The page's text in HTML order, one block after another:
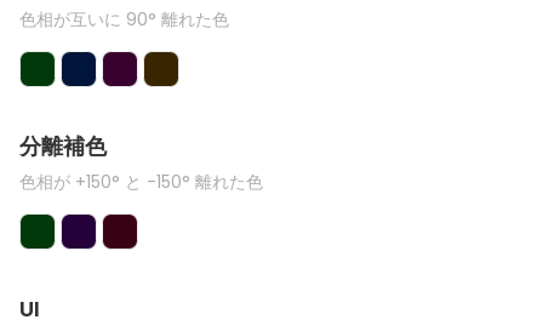
色相が互いに 90° 離れた色
分離補色
色相が +150° と -150° 離れた色
UI